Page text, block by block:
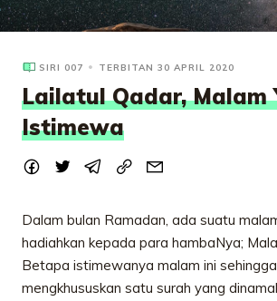
SIRI 007 TERBITAN 30 APRIL 2020
Lailatul Qadar, Malam
Istimewa
Dalam bulan Ramadan, ada suatu
hadiahkan kepada para hambaNya;
Betapa istimewanya malam ini
mengkhususkan satu surah yang